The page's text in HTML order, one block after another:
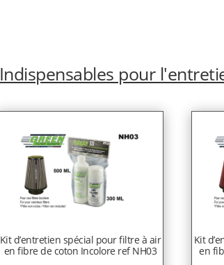
Indispensables pour
Kit d’entretien spécial pour filtre à air
en fibre de coton Incolore ref NH03
Kit
en